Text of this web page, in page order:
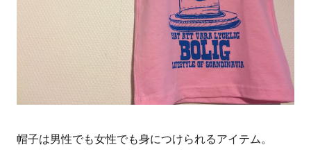
帽子は男性でも女性でも身につけられるアイテム。